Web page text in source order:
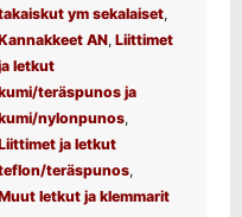
ym sekalaiset,
AN, Liittimet
letkut
teräspunos ja
nylonpunos,
ja letkut
teräspunos,
letkut ja klemmarit